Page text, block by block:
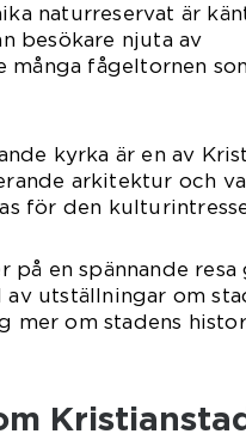
naturreservat är
besökare njuta av
fågeltornen
kyrka är en av
arkitektur och
för den
på en spännande resa
av utställningar om
mer om stadens